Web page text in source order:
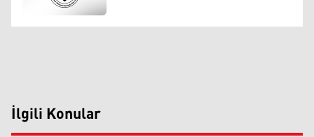
İlgili Konular